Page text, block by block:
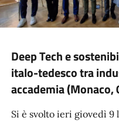
Deep Tech e
italo-tedesco tra
accademia
Si è svolto ieri giovedì 9